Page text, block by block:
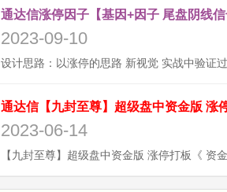
通达信涨停因子【基因+因子 尾盘阴线
2023-09-10
2023-06-14